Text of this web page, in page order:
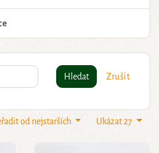
Hledat Zrušit
Ukázat 27
od nejstarších